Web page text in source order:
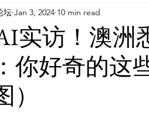
AI Tool Tutorials
AI 新闻 灵感库 教程
实访！澳洲
你好奇的这
）
坛 Jan 3, 2024 10 min read